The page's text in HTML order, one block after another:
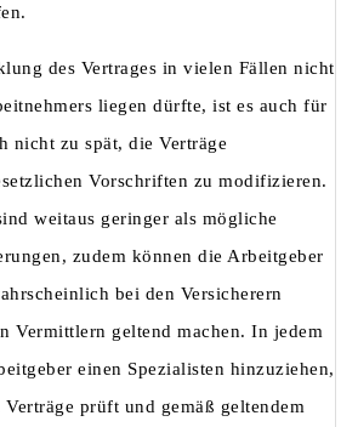
des Vertrages in vielen Fällen nicht
liegen dürfte, ist es auch für
nicht zu spät, die Verträge
Vorschriften zu modifizieren.
weitaus geringer als mögliche
zudem können die Arbeitgeber
bei den Versicherern
Vermittlern geltend machen. In jedem
einen Spezialisten hinzuziehen,
Verträge prüft und gemäß geltendem